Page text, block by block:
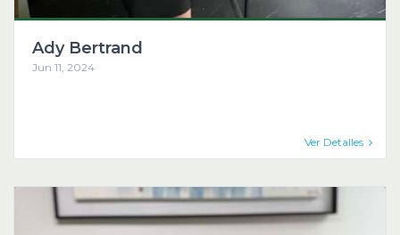
Ady Bertrand
Jun 11, 2024
Ver Detalles